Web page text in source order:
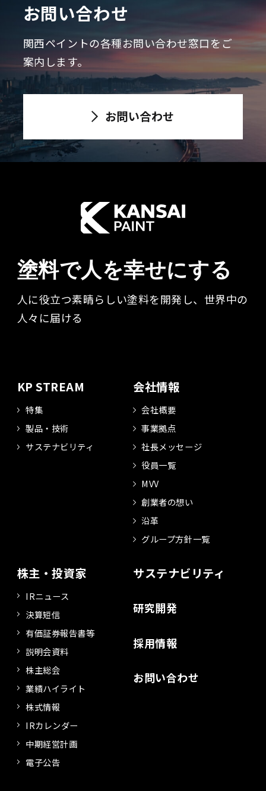
お問い合わせ
関西ペイントの各種お問い合わせ窓口をご
案内します。
お問い合わせ
塗料で人を幸せにする
人に役立つ素晴らしい塗料を開発し、世界中の
人々に届ける​
KP STREAM
特集
製品・技術
サステナビリティ
会社情報
会社概要
事業拠点
社長メッセージ
役員一覧
MVV
創業者の想い
沿革
グループ方針一覧
株主・投資家
IRニュース
決算短信
有価証券報告書等
説明会資料
株主総会
業績ハイライト
株式情報
IRカレンダー
中期経営計画
電子公告
サステナビリティ
研究開発
採用情報
お問い合わせ